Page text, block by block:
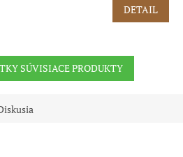
DETAIL
SÚVISIACE PRODUKTY